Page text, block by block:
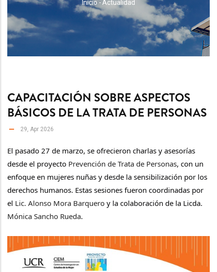
RUTA
DE
NAVEGACIÓN
Inicio -Actualidad
CAPACITACIÓN SOBRE ASPECTOS
BÁSICOS DE LA TRATA DE PERSONAS
29, Apr 2026
El pasado 27 de marzo, se ofrecieron charlas y asesorías
desde el proyecto Prevención de Trata de Personas, con un
enfoque en mujeres nuñas y desde la sensibilización por los
derechos humanos. Estas sesiones fueron coordinadas por
el Lic. Alonso Mora Barquero y la colaboración de la Licda.
Mónica Sancho Rueda.